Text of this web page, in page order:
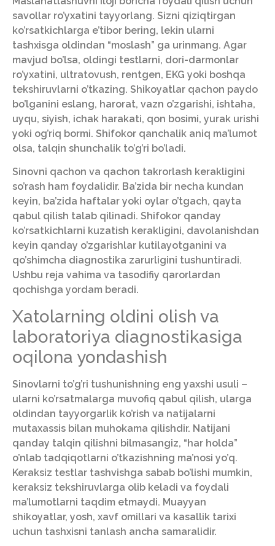
savollar ro’yxatini tayyorlang. Sizni qiziqtirgan
ko’rsatkichlarga e’tibor bering, lekin ularni
tashxisga oldindan “moslash” ga urinmang. Agar
mavjud bo’lsa, oldingi testlarni, dori-darmonlar
ro’yxatini, ultratovush, rentgen, EKG yoki boshqa
tekshiruvlarni o’tkazing. Shikoyatlar qachon paydo
bo’lganini eslang, harorat, vazn o’zgarishi, ishtaha,
uyqu, siyish, ichak harakati, qon bosimi, yurak urishi
yoki og’riq bormi. Shifokor qanchalik aniq ma’lumot
olsa, talqin shunchalik to’g’ri bo’ladi.
Sinovni qachon va qachon takrorlash kerakligini
so’rash ham foydalidir. Ba’zida bir necha kundan
keyin, ba’zida haftalar yoki oylar o’tgach, qayta
qabul qilish talab qilinadi. Shifokor qanday
ko’rsatkichlarni kuzatish kerakligini, davolanishdan
keyin qanday o’zgarishlar kutilayotganini va
qo’shimcha diagnostika zarurligini tushuntiradi.
Ushbu reja vahima va tasodifiy qarorlardan
qochishga yordam beradi.
Xatolarning oldini olish va
laboratoriya diagnostikasiga
oqilona yondashish
Sinovlarni to’g’ri tushunishning eng yaxshi usuli –
ularni ko’rsatmalarga muvofiq qabul qilish, ularga
oldindan tayyorgarlik ko’rish va natijalarni
mutaxassis bilan muhokama qilishdir. Natijani
qanday talqin qilishni bilmasangiz, “har holda”
o’nlab tadqiqotlarni o’tkazishning ma’nosi yo’q.
Keraksiz testlar tashvishga sabab bo’lishi mumkin,
keraksiz tekshiruvlarga olib keladi va foydali
ma’lumotlarni taqdim etmaydi. Muayyan
shikoyatlar, yosh, xavf omillari va kasallik tarixi
uchun tashxisni tanlash ancha samaralidir.